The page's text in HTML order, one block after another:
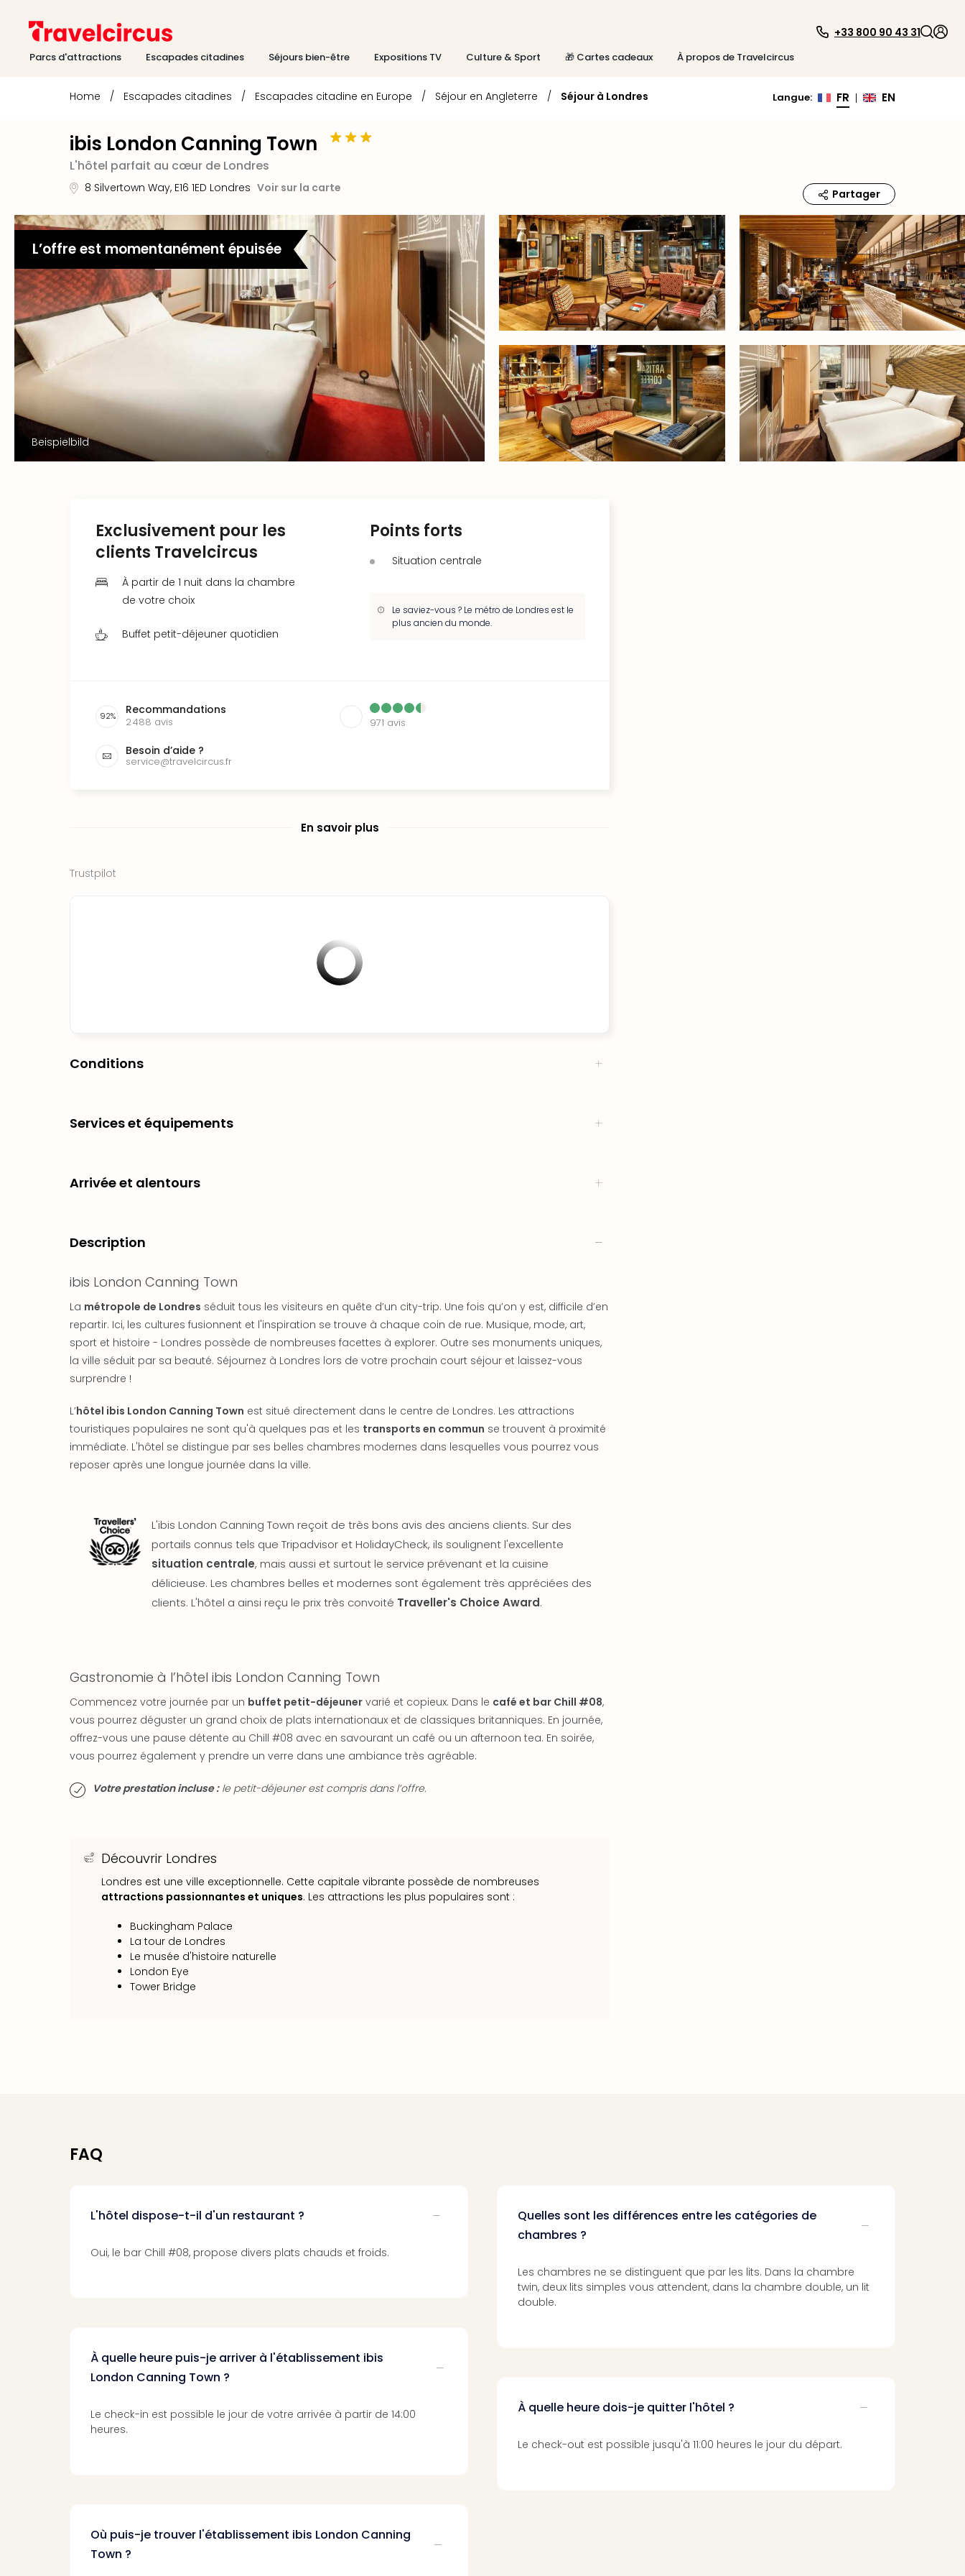
Parcs d'attractions Escapades citadines Séjours bien-être Expositions TV Culture & Sport 🎁 Cartes cadeaux À propos de Travelcircus
+33 800 90 43 31
Home / Escapades citadines / Escapades citadine en Europe / Séjour en Angleterre / Séjour à Londres Langue: FR | EN
ibis London Canning Town
L'hôtel parfait au cœur de Londres
8 Silvertown Way, E16 1ED Londres Voir sur la carte Partager
L’offre est momentanément épuisée
Beispielbild
Exclusivement pour les
clients Travelcircus
À partir de 1 nuit dans la chambre
de votre choix
Buffet petit-déjeuner quotidien
Points forts
Situation centrale
Le saviez-vous ? Le métro de Londres est le
plus ancien du monde.
92% Recommandations
2 488 avis 971 avis
Besoin d’aide ?
service@travelcircus.fr
En savoir plus
Trustpilot
Conditions
Services et équipements
Arrivée et alentours
Description
ibis London Canning Town
La métropole de Londres séduit tous les visiteurs en quête d’un city-trip. Une fois qu’on y est, difficile d’en
repartir. Ici, les cultures fusionnent et l'inspiration se trouve à chaque coin de rue. Musique, mode, art,
sport et histoire - Londres possède de nombreuses facettes à explorer. Outre ses monuments uniques,
la ville séduit par sa beauté. Séjournez à Londres lors de votre prochain court séjour et laissez-vous
surprendre !
L’hôtel ibis London Canning Town est situé directement dans le centre de Londres. Les attractions
touristiques populaires ne sont qu'à quelques pas et les transports en commun se trouvent à proximité
immédiate. L'hôtel se distingue par ses belles chambres modernes dans lesquelles vous pourrez vous
reposer après une longue journée dans la ville.
L'ibis London Canning Town reçoit de très bons avis des anciens clients. Sur des
portails connus tels que Tripadvisor et HolidayCheck, ils soulignent l'excellente
situation centrale, mais aussi et surtout le service prévenant et la cuisine
délicieuse. Les chambres belles et modernes sont également très appréciées des
clients. L'hôtel a ainsi reçu le prix très convoité Traveller's Choice Award.
Gastronomie à l’hôtel ibis London Canning Town
Commencez votre journée par un buffet petit-déjeuner varié et copieux. Dans le café et bar Chill #08,
vous pourrez déguster un grand choix de plats internationaux et de classiques britanniques. En journée,
offrez-vous une pause détente au Chill #08 avec en savourant un café ou un afternoon tea. En soirée,
vous pourrez également y prendre un verre dans une ambiance très agréable.
Votre prestation incluse :le petit-déjeuner est compris dans l’offre.
Découvrir Londres
Londres est une ville exceptionnelle. Cette capitale vibrante possède de nombreuses
attractions passionnantes et uniques. Les attractions les plus populaires sont :
Buckingham Palace
La tour de Londres
Le musée d'histoire naturelle
London Eye
Tower Bridge
FAQ
L'hôtel dispose-t-il d'un restaurant ?
Oui, le bar Chill #08, propose divers plats chauds et froids.
À quelle heure puis-je arriver à l'établissement ibis
London Canning Town ?
Le check-in est possible le jour de votre arrivée à partir de 14:00
heures.
Où puis-je trouver l'établissement ibis London Canning
Town ?
Quelles sont les différences entre les catégories de
chambres ?
Les chambres ne se distinguent que par les lits. Dans la chambre
twin, deux lits simples vous attendent, dans la chambre double, un lit
double.
À quelle heure dois-je quitter l'hôtel ?
Le check-out est possible jusqu'à 11:00 heures le jour du départ.